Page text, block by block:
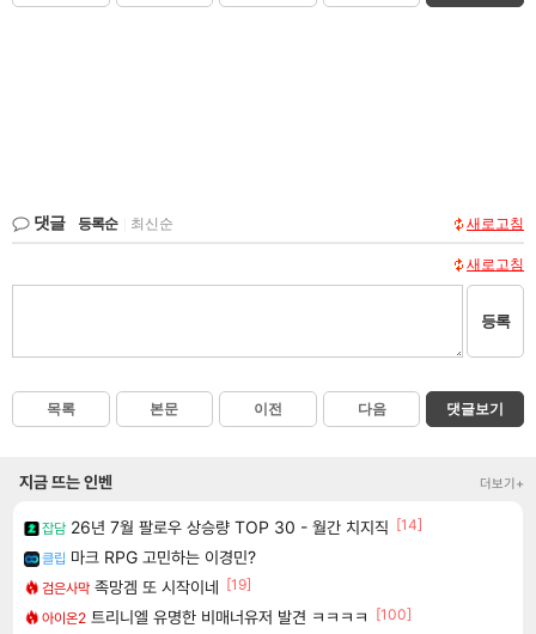
댓글 등록순 최신순 새로고침
새로고침
등록
목록 본문 이전 다음 댓글보기
지금 뜨는 인벤 더보기+
잡담 26년 7월 팔로우 상승량 TOP 30 - 월간 치지직 [14]
클립 마크 RPG 고민하는 이경민?
검은사막 족망겜 또 시작이네 [19]
아이온2 트리니엘 유명한 비매너유저 발견 ㅋㅋㅋㅋ
[100]